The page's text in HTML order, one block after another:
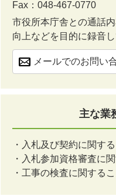
Fax：048-467-0770
市役所本庁舎との通話
向上などを目的に録音し
メールでのお問い
主な業
・入札及び契約に関する
・入札参加資格審査に関
・工事の検査に関するこ